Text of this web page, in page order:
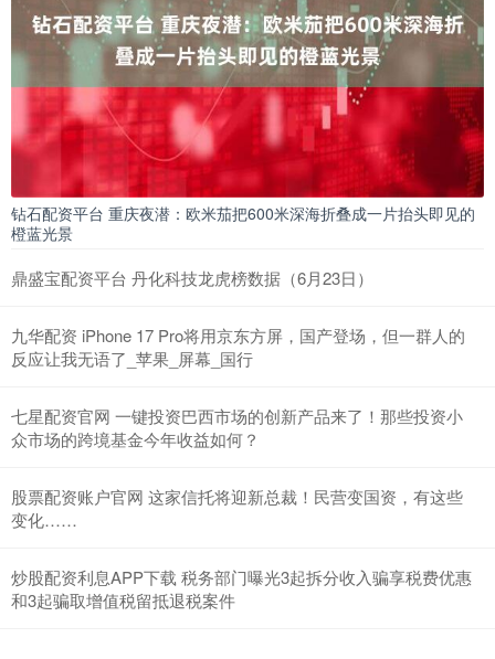
钻石配资平台 重庆夜潜：欧米茄把600米深海折叠成一片抬头即见的
橙蓝光景
鼎盛宝配资平台 丹化科技龙虎榜数据（6月23日）
九华配资 iPhone 17 Pro将用京东方屏，国产登场，但一群人的
反应让我无语了_苹果_屏幕_国行
七星配资官网 一键投资巴西市场的创新产品来了！那些投资小
众市场的跨境基金今年收益如何？
股票配资账户官网 这家信托将迎新总裁！民营变国资，有这些
变化……
炒股配资利息APP下载 税务部门曝光3起拆分收入骗享税费优惠
和3起骗取增值税留抵退税案件